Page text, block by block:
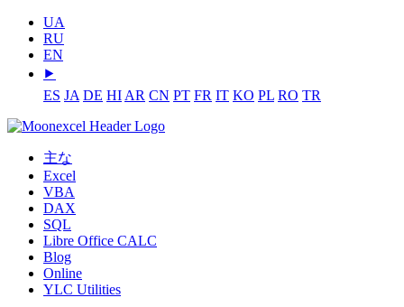
UA
RU
EN
⯈
ES JA DE HI AR CN PT FR IT KO PL RO TR
主な
Excel
VBA
DAX
SQL
Libre Office CALC
Blog
Online
YLC Utilities